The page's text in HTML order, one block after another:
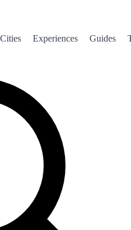
Cities Experiences Guides
Boí Pirenaica, a hidden gem in
and adventure await.
Boí Pirenaica is a
seekers alike. With its
towering peaks, this region
and bustle of everyday life.
Aigüestortes i Estany de Sant